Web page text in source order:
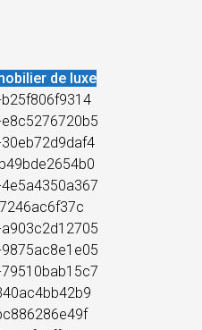
de luxe